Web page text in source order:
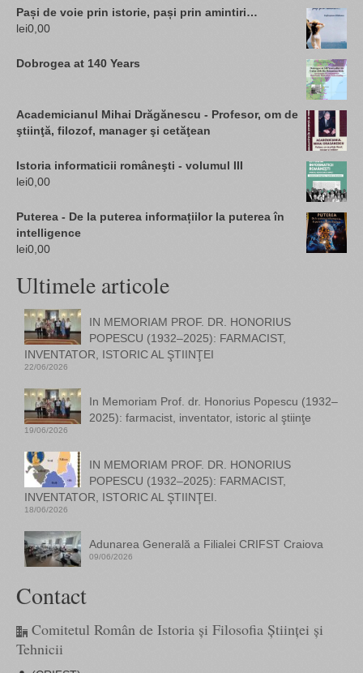
Pași de voie prin istorie, pași prin amintiri…
lei0,00
Dobrogea at 140 Years
Academicianul Mihai Drăgănescu - Profesor, om de
ştiinţă, filozof, manager şi cetăţean
Istoria informaticii româneşti - volumul III
lei0,00
Puterea - De la puterea informațiilor la puterea în
intelligence
lei0,00
Ultimele articole
IN MEMORIAM PROF. DR. HONORIUS
POPESCU (1932–2025): FARMACIST,
INVENTATOR, ISTORIC AL ŞTIINŢEI
22/06/2026
In Memoriam Prof. dr. Honorius Popescu (1932–
2025): farmacist, inventator, istoric al ştiinţe
19/06/2026
IN MEMORIAM PROF. DR. HONORIUS
POPESCU (1932–2025): FARMACIST,
INVENTATOR, ISTORIC AL ŞTIINŢEI.
18/06/2026
Adunarea Generală a Filialei CRIFST Craiova
09/06/2026
Contact
Comitetul Român de Istoria și Filosofia Științei și
Tehnicii